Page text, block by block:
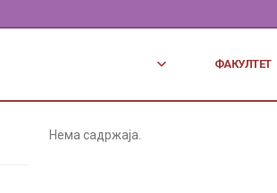
ФАКУЛТЕТ
Нема садржаја.